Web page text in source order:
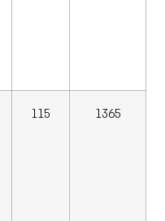
115 1365